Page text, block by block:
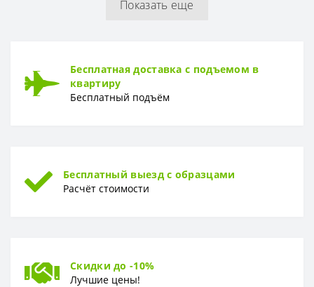
Тип Горячее тиснение
Показать еще
Бесплатная доставка с подъемом в
квартиру
Бесплатный подъём
Бесплатный выезд с образцами
Расчёт стоимости
Скидки до -10%
Лучшие цены!